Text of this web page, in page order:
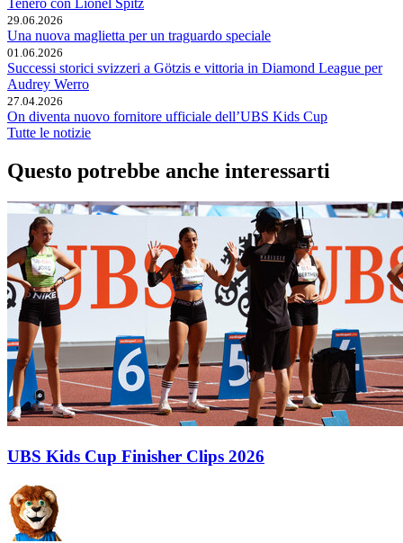
Tenero con Lionel Spitz
29.06.2026
Una nuova maglietta per un traguardo speciale
01.06.2026
Successi storici svizzeri a Götzis e vittoria in Diamond League per
Audrey Werro
27.04.2026
On diventa nuovo fornitore ufficiale dell’UBS Kids Cup
Tutte le notizie
Questo potrebbe anche interessarti
UBS Kids Cup Finisher Clips 2026